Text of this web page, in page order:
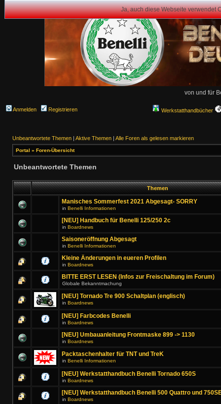
Ja, auch diese Webseite verwendet
von und für
Anmelden Registrieren Werkstatthandbücher
Unbeantwortete Themen | Aktive Themen | Alle Foren als gelesen markieren
Portal » Foren-Übersicht
Unbeantwortete Themen
Themen
Manisches Sommerfest 2021 Abgesagt- SORRY
in Benelli Informationen
[NEU] Handbuch für Benelli 125/250 2c
in Boardnews
Saisoneröffnung Abgesagt
in Benelli Informationen
Kleine Änderungen in eueren Profilen
in Boardnews
BITTE ERST LESEN (Infos zur Freischaltung im Forum)
Globale Bekanntmachung
[NEU] Tornado Tre 900 Schaltplan (englisch)
in Boardnews
[NEU] Farbcodes Benelli
in Boardnews
[NEU] Umbauanleitung Frontmaske 899 -> 1130
in Boardnews
Packtaschenhalter für TNT und TreK
in Benelli Informationen
[NEU] Werkstatthandbuch Benelli Tornado 650S
in Boardnews
[NEU] Werkstatthandbuch Benelli 500 Quattro und
in Boardnews